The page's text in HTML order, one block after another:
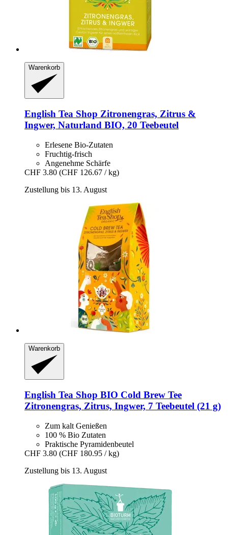
Warenkorb
English Tea Shop Zitronengras, Zitrus &
Ingwer, Naturland BIO, 20 Teebeutel
Erlesene Bio-Zutaten
Fruchtig-frisch
Angenehme Schärfe
CHF 3.80 (CHF 126.67 / kg)
Zustellung bis 13. August
Warenkorb
English Tea Shop BIO Cold Brew Tee
Zitronengras, Zitrus, Ingwer, 7 Teebeutel (21 g)
Zum kalt Genießen
100 % Bio Zutaten
Praktische Pyramidenbeutel
CHF 3.80 (CHF 180.95 / kg)
Zustellung bis 13. August